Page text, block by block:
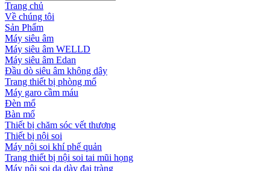
Trang chủ
Về chúng tôi
Sản Phẩm
Máy siêu âm
Máy siêu âm WELLD
Máy siêu âm Edan
Đầu dò siêu âm không dây
Trang thiết bị phòng mổ
Máy garo cầm máu
Đèn mổ
Bàn mổ
Thiết bị chăm sóc vết thương
Thiết bị nội soi
Máy nội soi khí phế quản
Trang thiết bị nội soi tai mũi họng
Máy nội soi dạ dày đại tràng